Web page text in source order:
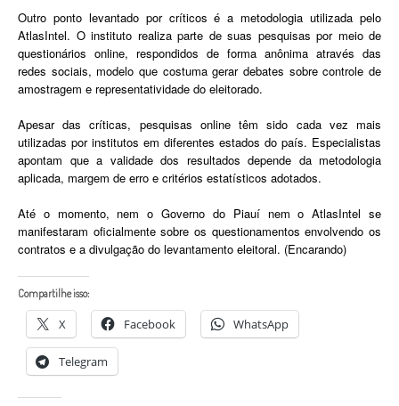
Outro ponto levantado por críticos é a metodologia utilizada pelo
AtlasIntel. O instituto realiza parte de suas pesquisas por meio de
questionários online, respondidos de forma anônima através das
redes sociais, modelo que costuma gerar debates sobre controle de
amostragem e representatividade do eleitorado.
Apesar das críticas, pesquisas online têm sido cada vez mais
utilizadas por institutos em diferentes estados do país. Especialistas
apontam que a validade dos resultados depende da metodologia
aplicada, margem de erro e critérios estatísticos adotados.
Até o momento, nem o Governo do Piauí nem o AtlasIntel se
manifestaram oficialmente sobre os questionamentos envolvendo os
contratos e a divulgação do levantamento eleitoral. (Encarando)
Compartilhe isso:
X Facebook WhatsApp
Telegram